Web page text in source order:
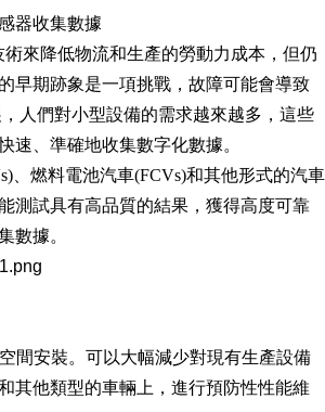
器收集數據
來降低物流和生產的勞動力成本，但仍
早期跡象是一項挑戰，故障可能會導致
人們對小型設備的需求越來越多，這些
速、準確地收集數字化數據。
、燃料電池汽車(FCVs)和其他形式的汽車
測試具有高品質的結果，獲得高度可靠
數據。
間安裝。可以大幅減少對現有生產設備
其他類型的車輛上，進行預防性性能維